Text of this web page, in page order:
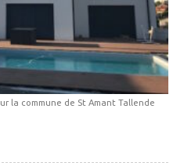
la commune de St Amant Tallende